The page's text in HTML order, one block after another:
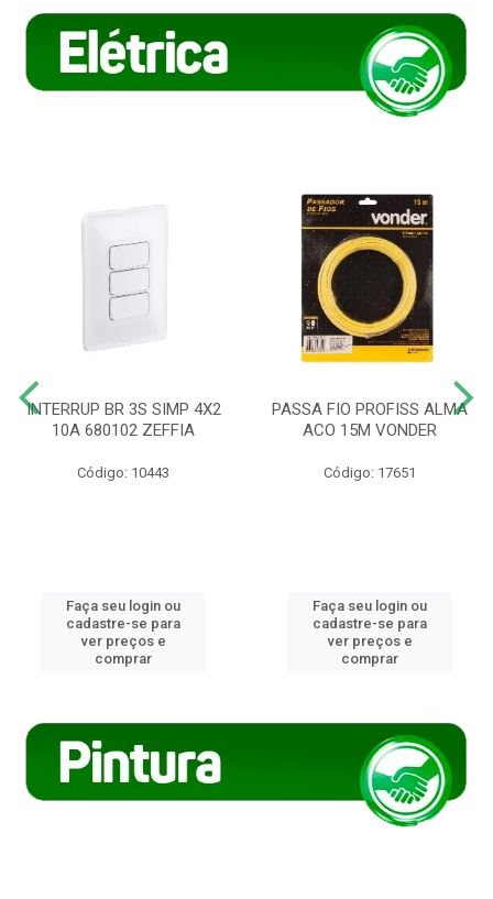
INTERRUP BR 3S SIMP 4X2
10A 680102 ZEFFIA
Código: 10443
Faça seu login ou
cadastre-se para
ver preços e
comprar
PASSA FIO PROFISS ALMA
ACO 15M VONDER
Código: 17651
Faça seu login ou
cadastre-se para
ver preços e
comprar